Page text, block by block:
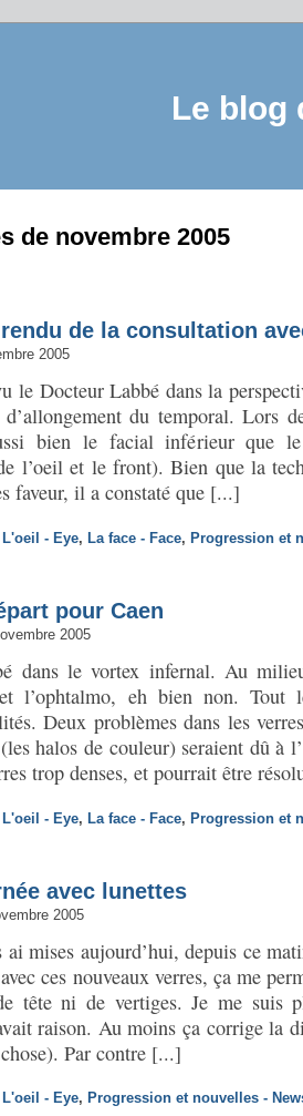
Le blog
de novembre 2005
de la consultation
2005
le Docteur Labbé dans la
d’allongement du temporal. Lors
bien le facial inférieur que
l’oeil et le front). Bien que la
faveur, il a constaté que [...]
L'oeil - Eye, La face - Face, Progression et
pour Caen
2005
dans le vortex infernal. Au
l’ophtalmo, eh bien non. Tout
Deux problèmes dans les
halos de couleur) seraient dû à
trop denses, et pourrait être
L'oeil - Eye, La face - Face, Progression et
avec lunettes
2005
ai mises aujourd’hui, depuis ce
ces nouveaux verres, ça me
tête ni de vertiges. Je me suis
raison. Au moins ça corrige la
Par contre [...]
L'oeil - Eye, Progression et nouvelles -